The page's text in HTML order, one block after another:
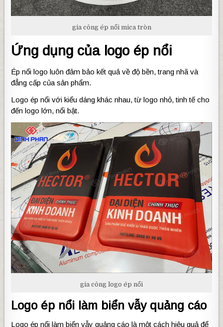
gia công ép nổi mica tròn
Ứng dụng của logo ép nổi
Ép nổi logo luôn đảm bảo kết quả về độ bền, trang nhã và
đẳng cấp của sản phẩm.
Logo ép nổi với kiểu dáng khác nhau, từ logo nhỏ, tinh tế cho
đến logo lớn, nổi bật.
gia công logo ép nổi
Logo ép nổi làm biển vẫy quảng cáo
Logo ép nổi làm biển vẫy quảng cáo là một cách hiệu quả để